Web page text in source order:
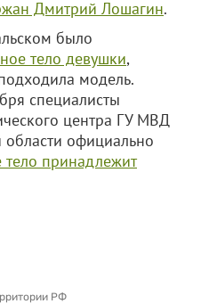
Дмитрий Лошагин.
было
тело девушки,
модель.
специалисты
центра ГУ МВД
официально
тело принадлежит
РФ